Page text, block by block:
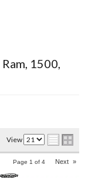
Ram, 1500,
View
Page 1 of 4 Next »